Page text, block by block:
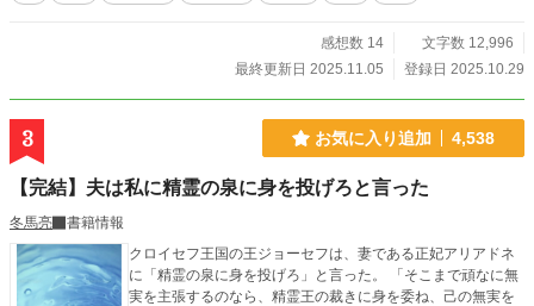
感想数 14
文字数 12,996
最終更新日 2025.11.05
登録日 2025.10.29
3 お気に入り追加 4,538
【完結】夫は私に精霊の泉に身を投げろと言った
冬馬亮
書籍情報
クロイセフ王国の王ジョーセフは、妻である正妃アリアドネ
に「精霊の泉に身を投げろ」と言った。 「そこまで頑なに無
実を主張するのなら、精霊王の裁きに身を委ね、己の無実を